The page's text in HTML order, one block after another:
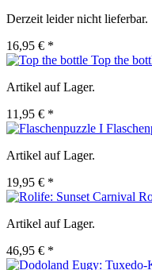
Derzeit leider nicht lieferbar.
16,95 € *
Top the
Artikel auf Lager.
11,95 € *
Artikel auf Lager.
19,95 € *
Artikel auf Lager.
46,95 € *